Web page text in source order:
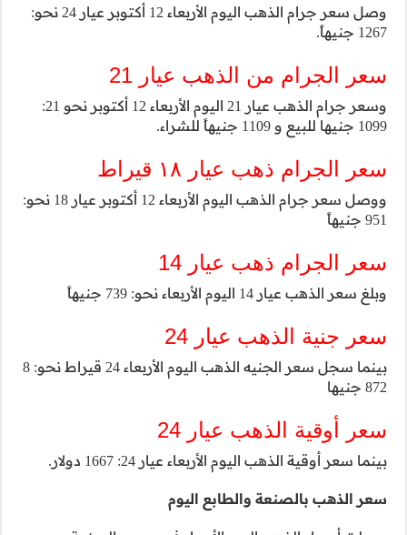
وصل سعر جرام الذهب اليوم الأربعاء 12 أكتوبر عيار 24 نحو:
وسعر جرام الذهب عيار 21 اليوم الأربعاء 12 أكتوبر نحو 21:
ووصل سعر جرام الذهب اليوم الأربعاء 12 أكتوبر عيار 18 نحو:
بينما سجل سعر الجنيه الذهب اليوم الأربعاء 24 قيراط نحو: 8